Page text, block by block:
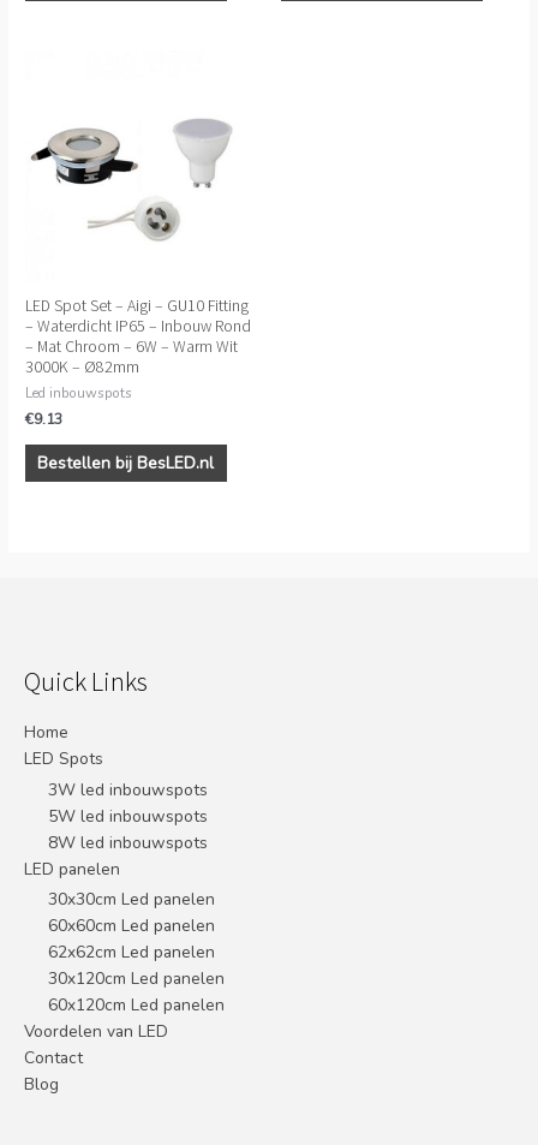
LED Spot Set – Aigi – GU10 Fitting
– Waterdicht IP65 – Inbouw Rond
– Mat Chroom – 6W – Warm Wit
3000K – Ø82mm
Led inbouwspots
€9.13
Bestellen bij BesLED.nl
Quick Links
Home
LED Spots
3W led inbouwspots
5W led inbouwspots
8W led inbouwspots
LED panelen
30x30cm Led panelen
60x60cm Led panelen
62x62cm Led panelen
30x120cm Led panelen
60x120cm Led panelen
Voordelen van LED
Contact
Blog